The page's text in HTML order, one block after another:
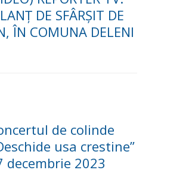
DE SFÂRȘIT DE
ÎN COMUNA DELENI
de colinde
usa crestine”
decembrie 2023